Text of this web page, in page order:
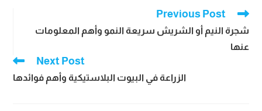
Read
articles
Previous Post
شجرة النيم أو الشريش سريعة النمو وأهم المعلومات
عنها
Next Post
الزراعة في البيوت البلاستيكية وأهم فوائدها